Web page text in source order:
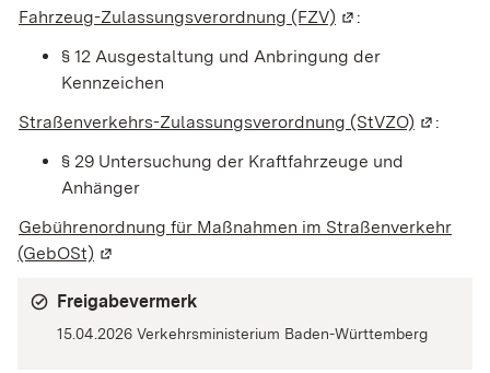
Fahrzeug-Zulassungsverordnung (FZV) (Wird in einem
:
§ 12 Ausgestaltung und Anbringung der
Kennzeichen
Straßenverkehrs-Zulassungsverordnung (StVZO) (Wird in
:
§ 29 Untersuchung der Kraftfahrzeuge und
Anhänger
Gebührenordnung für Maßnahmen im Straßenverkehr
(GebOSt) (Wird in einem neuen Fenster geöffnet)
Freigabevermerk
15.04.2026 Verkehrsministerium Baden-Württemberg